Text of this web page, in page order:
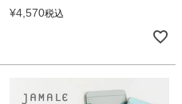
¥4,570税込